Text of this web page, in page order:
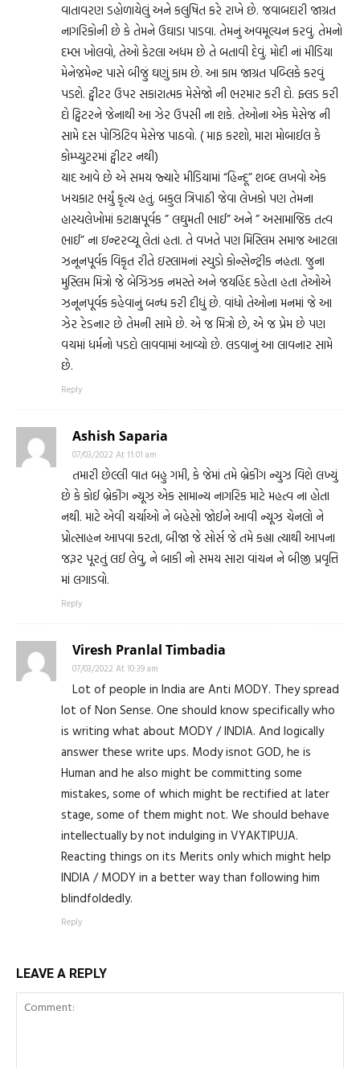
વાતાવરણ ડહોળાયેલું અને કલુષિત કરે રાખે છે. જવાબદારી જાગ્રત
નાગરિકોની છે કે તેમને ઉઘાડા પાડવા. તેમનું અવમૂલ્યન કરવું. તેમનો
દમ્ભ ખોલવો, તેઓ કેટલા અધમ છે તે બતાવી દેવું. મોદી નાં મીડિયા
મેનેજમેન્ટ પાસે બીજું ઘણું કામ છે. આ કામ જાગ્રત પબ્લિકે કરવું
પડશે. ટ્વીટર ઉપર સકારાત્મક મેસેજો ની ભરમાર કરી દો. ફ્લડ કરી
દો ટ્વિટરને જેનાથી આ ઝેર ઉપસી ના શકે. તેઓના એક મેસેજ ની
સામે દસ પોઝિટિવ મેસેજ પાઠવો. ( માફ કરશો, મારા મોબાઈલ કે
કોમ્પ્યુટરમાં ટ્વીટર નથી)
યાદ આવે છે એ સમય જ્યારે મીડિયામાં “હિન્દૂ” શબ્દ લખવો એક
ખચકાટ ભર્યું કૃત્ય હતું. બકુલ ત્રિપાઠી જેવા લેખકો પણ તેમના
હાસ્યલેખોમાં કટાક્ષપૂર્વક ” લઘુમતી ભાઈ” અને ” અસામાજિક તત્વ
ભાઈ” ના ઇન્ટરવ્યૂ લેતાં હતા. તે વખતે પણ મિસ્લિમ સમાજ આટલા
ઝનૂનપૂર્વક વિકૃત રીતે ઇસ્લામનાં સ્યુડો કોન્સેન્ટ્રીક નહતા. જુના
મુસ્લિમ મિત્રો જે બેઝિઝક નમસ્તે અને જયહિંદ કહેતા હતા તેઓએ
ઝનૂનપૂર્વક કહેવાનું બન્ધ કરી દીધું છે. વાંધો તેઓના મનમાં જે આ
ઝેર રેડનાર છે તેમની સામે છે. એ જ મિત્રો છે, એ જ પ્રેમ છે પણ
વચમાં ધર્મનો પડદો લાવવામાં આવ્યો છે. લડવાનું આ લાવનાર સામે
છે.
Reply
Ashish Saparia
07/03/2022 At 11:01 am
તમારી છેલ્લી વાત બહુ ગમી, કે જેમાં તમે બ્રેકીંગ ન્યુઝ વિશે લખ્યું
છે કે કોઈ બ્રેકીંગ ન્યૂઝ એક સામાન્ય નાગરિક માટે મહત્વ ના હોતા
નથી. માટે એવી ચર્ચાઓ ને બહેસો જોઈને આવી ન્યૂઝ ચેનલો ને
પ્રોત્સાહન આપવા કરતા, બીજા જે સોર્સ જે તમે કહ્યા ત્યાથી આપના
જરૂર પૂરતું લઈ લેવુ, ને બાકી નો સમય સારા વાંચન ને બીજી પ્રવૃત્તિ
માં લગાડવો.
Reply
Viresh Pranlal Timbadia
07/03/2022 At 10:39 am
Lot of people in India are Anti MODY. They spread
lot of Non Sense. One should know specifically who
is writing what about MODY / INDIA. And logically
answer these write ups. Mody isnot GOD, he is
Human and he also might be committing some
mistakes, some of which might be rectified at later
stage, some of them might not. We should behave
intellectually by not indulging in VYAKTIPUJA.
Reacting things on its Merits only which might help
INDIA / MODY in a better way than following him
blindfoldedly.
Reply
LEAVE A REPLY